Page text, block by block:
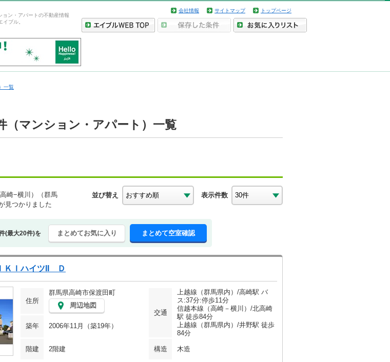
ン・アパートの不動産情報
ブル。
会社情報 サイトマップ トップページ
一覧
（マンション・アパート）一覧
崎−横川）（群馬
見つかりました
並び替え 表示件数
(最大20件)を まとめてお気に入り まとめて空室確認
ＫＩハイツII Ｄ
住所
群馬県高崎市保渡田町
周辺地図
交通
上越線（群馬県内）/高崎駅 バ
ス:37分:停歩11分
信越本線（高崎－横川）/北高崎
駅 徒歩84分
上越線（群馬県内）/井野駅 徒歩
84分
築年 2006年11月（築19年）
階建 2階建 構造 木造